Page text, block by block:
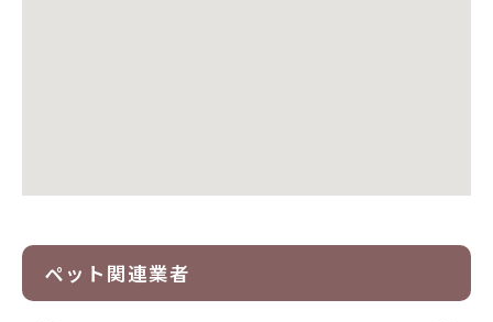
ペット関連業者